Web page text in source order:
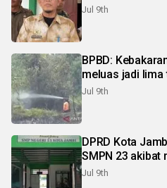
Jul 9th
BPBD:
meluas jadi lima
Jul 9th
DPRD Kota
SMPN 23 akibat
Jul 9th